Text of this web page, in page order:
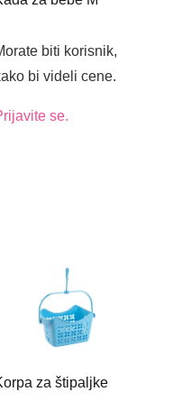
biti korisnik,
bi videli cene.
se.
za štipaljke